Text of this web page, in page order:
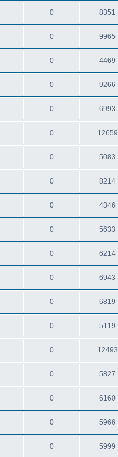
0 8351
0 9965
0 4469
0 9266
0 6993
0 12659
0 5083
0 8214
0 4346
0 5633
0 6214
0 6943
0 6819
0 5119
0 12493
0 5827
0 6160
0 5966
0 5999